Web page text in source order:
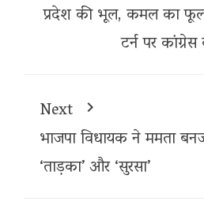
प्रदेश की भूल, कमल का
टर्न पर
Next
भाजपा विधायक ने ममता
‘ताड़का’ और ‘सुरसा’